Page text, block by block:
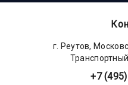
г. Реутов,
+7